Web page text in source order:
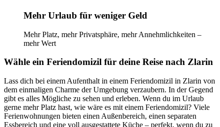
Mehr Urlaub für weniger Geld
Mehr Platz, mehr Privatsphäre, mehr Annehmlichkeiten –
mehr Wert
Wähle ein Feriendomizil für deine Reise nach Zlarin
Lass dich bei einem Aufenthalt in einem Feriendomizil in Zlarin von
dem einmaligen Charme der Umgebung verzaubern. In der Gegend
gibt es alles Mögliche zu sehen und erleben. Wenn du im Urlaub
gerne mehr Platz hast, wie wäre es mit einem Feriendomizil? Viele
Ferienwohnungen bieten einen Außenbereich, einen separaten
Essbereich und eine voll ausgestattete Küche – perfekt, wenn du zu